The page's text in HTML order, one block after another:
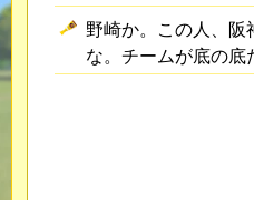
野崎か。この人、
な。チームが底の